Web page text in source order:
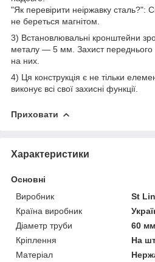
"Як перевірити неіржавку сталь?":
не береться магнітом.
3) Встановлювальні кронштейни
металу — 5 мм. Захист переднього
на них.
4) Ця конструкція є не тільки
виконує всі свої захисні функції.
Приховати
Характеристики
Основні
Виробник
St
Країна виробник
Діаметр труби
60 мм
Кріплення
На
Матеріал